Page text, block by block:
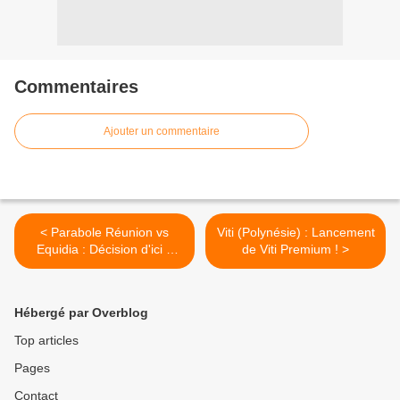
Commentaires
Ajouter un commentaire
< Parabole Réunion vs
Equidia : Décision d'ici 4
mois !
Viti (Polynésie) : Lancement
de Viti Premium ! >
Hébergé par Overblog
Top articles
Pages
Contact